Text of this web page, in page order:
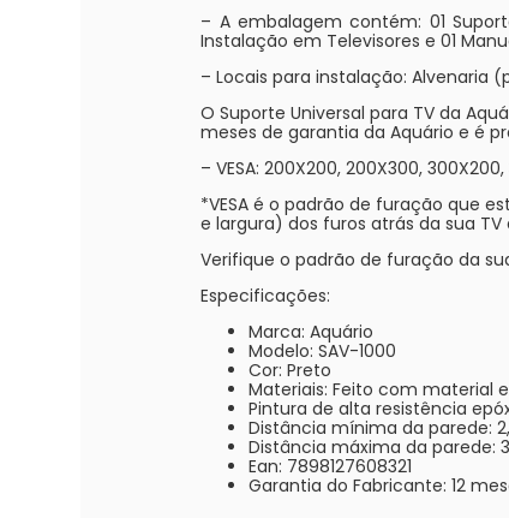
– A embalagem contém: 01
Instalação em Televisores e 01
– Locais para instalação: Alvenaria
O Suporte Universal para TV da
meses de garantia da Aquário e é
– VESA: 200X200, 200X300,
*VESA é o padrão de furação que
e largura) dos furos atrás da sua
Verifique o padrão de furação da
Especificações:
Marca: Aquário
Modelo: SAV-1000
Cor: Preto
Materiais: Feito com material
Pintura de alta resistência
Distância mínima da parede:
Distância máxima da parede:
Ean: 7898127608321
Garantia do Fabricante: 12